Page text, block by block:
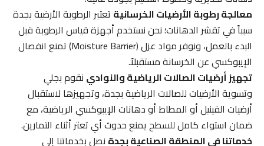
معالجة رطوبة الأرضيات الخرسانيةتعتبر الرطوبة الأرضية بجدة
سبباً في تقشر الدهانات؛ نحن نستخدم أجهزة قياس الرطوبة قبل
البدء بالعمل، ونوفر مواد عزل (Moisture Barrier) تمنع انفصال
الإيبوكسي عن الخرسانة مستقبلاً.
تجهيز أرضيات الصالات الرياضية والنوادينقوم بجلي
وتسوية الأرضيات للصالات الرياضية بجدة، وتجهيزها لاستقبال
أرضيات الفينيل أو المطاط أو دهانات الإيبوكسي الرياضية، مع
ضمان استواء كامل للسطح يمنع حدوث أي تعثر أثناء التمارين.
خدماتنا في المنطقة الصناعية بجدةنصل بخدماتنا إلى